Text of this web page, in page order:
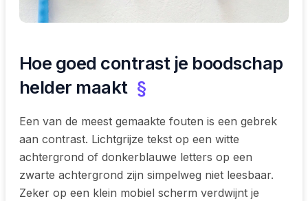
Hoe goed contrast je boodschap
helder maakt §
Een van de meest gemaakte fouten is een gebrek
aan contrast. Lichtgrijze tekst op een witte
achtergrond of donkerblauwe letters op een
zwarte achtergrond zijn simpelweg niet leesbaar.
Zeker op een klein mobiel scherm verdwijnt je